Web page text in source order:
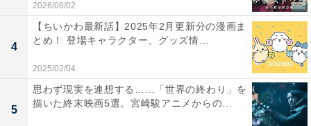
うのは、実は駆け落ちでした。スターダムを駆け上って
いくレオナにくっついて甘い汁を吸おうとしていた劇団
員たちは、邪魔になった霧生を騙して樹海に放置。オペ
ラ座館での一連の犯行は、それを知ったレオナによる復
讐だったのです。
2026/08/02
4
【ちいかわ最新話】2025年2月更新分の漫画ま
とめ！ 登場キャラクター、グッズ情...
2025/02/04
5
思わず現実を連想する……「世界の終わり」を
描いた終末映画5選。宮崎駿アニメからの...